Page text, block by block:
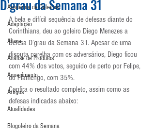
Academia de Goleiros
Adaptação
Altura
Análise de Produtos
Aquecimento
Artigos
Atualidades
Blogoleiro da Semana
D’grau da Semana 31
A bela e difícil sequência de defesas diante do
Corinthians, deu ao goleiro Diego Menezes a
Defesa D’grau da Semana 31. Apesar de uma
disputa parelha com os adversários, Diego ficou
com 44% dos votos, seguido de perto por Felipe,
do Flamengo, com 35%.
Confira o resultado completo, assim como as
defesas indicadas abaixo: